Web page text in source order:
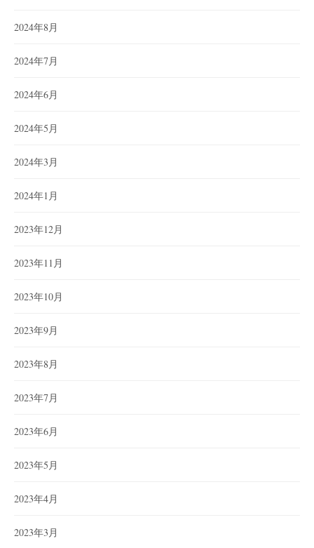
2024年8月
2024年7月
2024年6月
2024年5月
2024年3月
2024年1月
2023年12月
2023年11月
2023年10月
2023年9月
2023年8月
2023年7月
2023年6月
2023年5月
2023年4月
2023年3月